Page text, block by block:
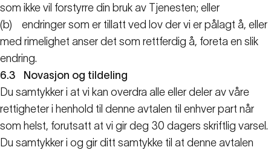
som ikke vil forstyrre din bruk av Tjenesten; eller
(b)
endringer som er tillatt ved lov der vi er pålagt å, eller
med rimelighet anser det som rettferdig å, foreta en slik
endring.
6.3
Novasjon og tildeling
Du samtykker i at vi kan overdra alle eller deler av våre
rettigheter i henhold til denne avtalen til enhver part når
som helst, forutsatt at vi gir deg 30 dagers skriftlig varsel.
Du samtykker i og gir ditt samtykke til at denne avtalen